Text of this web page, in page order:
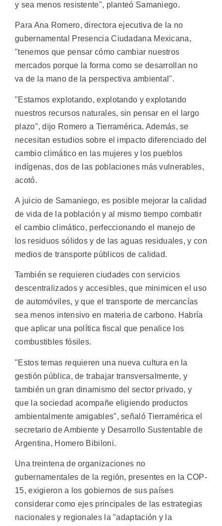
y sea menos resistente", planteó Samaniego.
Para Ana Romero, directora ejecutiva de la no
gubernamental Presencia Ciudadana Mexicana,
"tenemos que pensar cómo cambiar nuestros
mercados porque la forma como se desarrollan no
va de la mano de la perspectiva ambiental".
"Estamos explotando, explotando y explotando
nuestros recursos naturales, sin pensar en el largo
plazo", dijo Romero a Tierramérica. Además, se
necesitan estudios sobre el impacto diferenciado del
cambio climático en las mujeres y los pueblos
indígenas, dos de las poblaciones más vulnerables,
acotó.
A juicio de Samaniego, es posible mejorar la calidad
de vida de la población y al mismo tiempo combatir
el cambio climático, perfeccionando el manejo de
los residuos sólidos y de las aguas residuales, y con
medios de transporte públicos de calidad.
También se requieren ciudades con servicios
descentralizados y accesibles, que minimicen el uso
de automóviles, y que el transporte de mercancías
sea menos intensivo en materia de carbono. Habría
que aplicar una política fiscal que penalice los
combustibles fósiles.
"Estos temas requieren una nueva cultura en la
gestión pública, de trabajar transversalmente, y
también un gran dinamismo del sector privado, y
que la sociedad acompañe eligiendo productos
ambientalmente amigables", señaló Tierramérica el
secretario de Ambiente y Desarrollo Sustentable de
Argentina, Homero Bibiloni.
Una treintena de organizaciones no
gubernamentales de la región, presentes en la COP-
15, exigieron a los gobiernos de sus países
considerar como ejes principales de las estrategias
nacionales y regionales la "adaptación y la